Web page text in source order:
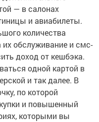
— в салонах
и авиабилеты.
количества
их обслуживание и смс-
доход от кешбэка.
одной картой в
и так далее. В
по которой
и повышенный
которыми вы